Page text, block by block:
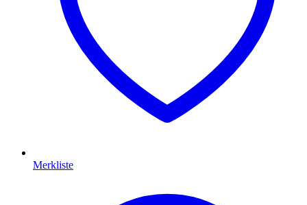
Merkliste